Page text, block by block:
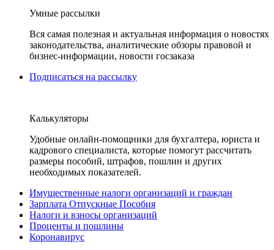
Умные рассылки
Вся самая полезная и актуальная информация о новостях
законодательства, аналитические обзоры правовой и
бизнес-информации, новости госзаказа
Подписаться на рассылку
Калькуляторы
Удобные онлайн-помощники для бухгалтера, юриста и
кадрового специалиста, которые помогут рассчитать
размеры пособий, штрафов, пошлин и других
необходимых показателей.
Имущественные налоги организаций и граждан
Зарплата Отпускные Пособия
Налоги и взносы организаций
Проценты и пошлины
Коронавирус